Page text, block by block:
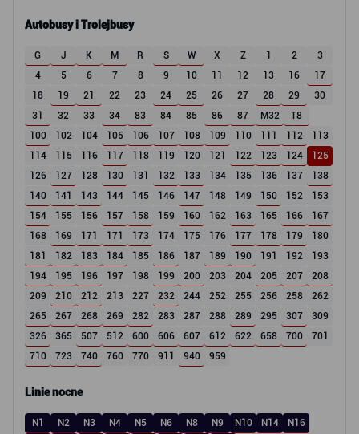
Autobusy i Trolejbusy
G J K M R S W X Z 1 2
3
4
5 6 7 8 9 10 11 12 13 16
17
18
19 21 22 23 24 25 26 27 28 29
30
31
32 33 34 83 84 85 86 87 M32
T8
100
102 104 105 106 107 108 109 110 111 112
113
114
115 116 117 118 119 120 121 122 123 124
125
126
127 128 130 131 132 133 134 135 136 137
138
140
141 143 144 145 146 147 148 149 150 152
153
154
155 156 157 158 159 160 162 163 165 166
167
168
169 171 171 173 174 175 176 177 178 179
180
181
182 183 184 185 186 187 189 190 191 192
193
194
195 196 197 198 199 200 203 204 205 207
208
209
210 212 213 227 232 244 252 255 256 258
262
265
267 268 269 282 283 287 288 289 295 307
309
326
365 507 512 600 606 607 612 622 658 700
701
710
723 740 760 770 911 940 959
Linie nocne
N1 N2 N3 N4 N5 N6 N8 N9 N10 N14
N16